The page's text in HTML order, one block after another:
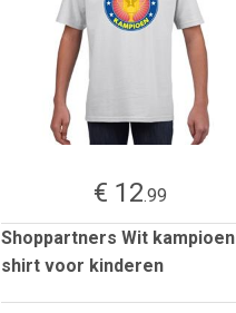
€ 12.99
Shoppartners Wit kampioen
shirt voor kinderen